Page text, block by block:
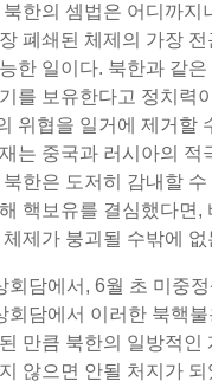
한의 셈법은 어디까지
폐쇄된 체제의 가장 전
한 일이다. 북한과 같
를 보유한다고 정치력
위협을 일거에 제거할
는 중국과 러시아의 적
한은 도저히 감내할 수
핵보유를 결심했다면,
제가 붕괴될 수밖에
회담에서, 6월 초 미중
회담에서 이러한 북핵불
만큼 북한의 일방적인
않으면 안될 처지가 되